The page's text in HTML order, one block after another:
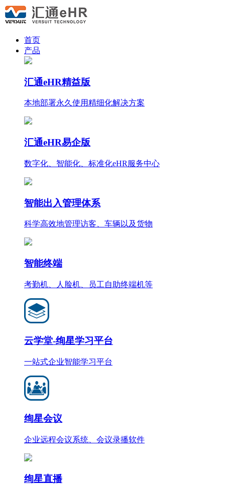
首页
产品
汇通eHR精益版
本地部署永久使用精细化解决方案
汇通eHR易企版
数字化、智能化、标准化eHR服务中心
智能出入管理体系
科学高效地管理访客、车辆以及货物
智能终端
考勤机、人脸机、员工自助终端机等
云学堂-绚星学习平台
一站式企业智能学习平台
绚星会议
企业远程会议系统、会议录播软件
绚星直播